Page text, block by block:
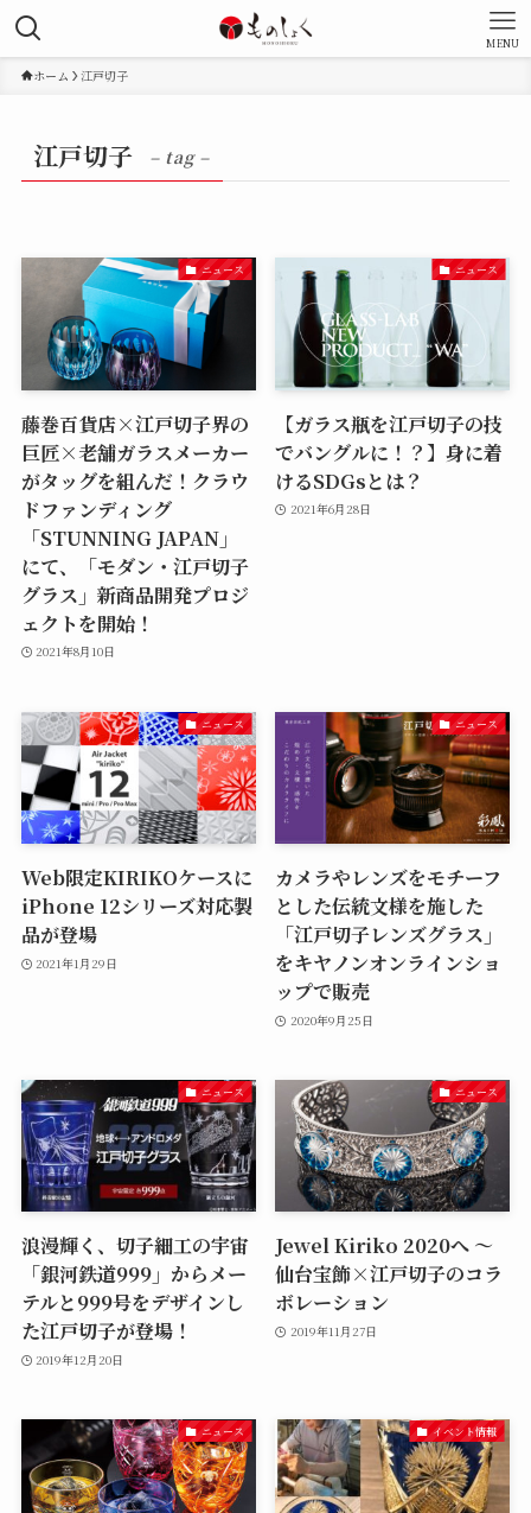
MENU
ホーム 江戸切子
江戸切子 – tag –
ニュース
藤巻百貨店×江戸切子界の
巨匠×老舗ガラスメーカー
がタッグを組んだ！クラウ
ドファンディング
「STUNNING JAPAN」
にて、「モダン・江戸切子
グラス」新商品開発プロジ
ェクトを開始！
2021年8月10日
ニュース
【ガラス瓶を江戸切子の技
でバングルに！？】身に着
けるSDGsとは？
2021年6月28日
ニュース
Web限定KIRIKOケースに
iPhone 12シリーズ対応製
品が登場
2021年1月29日
ニュース
カメラやレンズをモチーフ
とした伝統文様を施した
「江戸切子レンズグラス」
をキヤノンオンラインショ
ップで販売
2020年9月25日
ニュース
浪漫輝く、切子細工の宇宙
「銀河鉄道999」からメー
テルと999号をデザインし
た江戸切子が登場！
2019年12月20日
ニュース
Jewel Kiriko 2020へ ～
仙台宝飾×江戸切子のコラ
ボレーション
2019年11月27日
ニュース イベント情報